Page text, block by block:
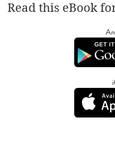
Read this eBook